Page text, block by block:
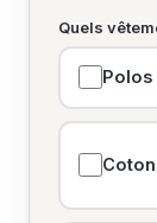
Quels
Polos